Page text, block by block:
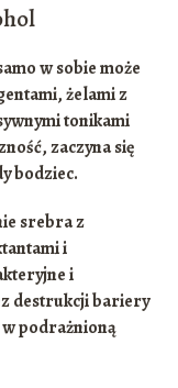
w sobie może
, żelami z
tonikami
zaczyna się
bodziec.
srebra z
i
i
destrukcji bariery
podrażnioną